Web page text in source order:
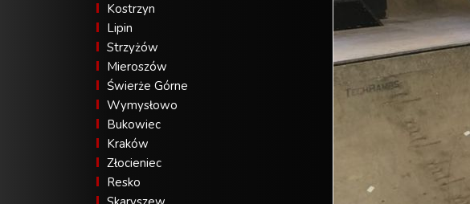
Kostrzyn
Lipin
Strzyżów
Mieroszów
Świerże Górne
Wymysłowo
Bukowiec
Kraków
Złocieniec
Resko